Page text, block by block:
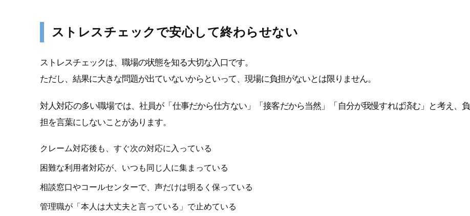
ストレスチェックで安心して終わらせない
ストレスチェックは、職場の状態を知る大切な入口です。
ただし、結果に大きな問題が出ていないからといって、現場に負担がないとは限りません。
対人対応の多い職場では、社員が「仕事だから仕方ない」「接客だから当然」「自分が我慢すれば済む」と考え、負
担を言葉にしないことがあります。
クレーム対応後も、すぐ次の対応に入っている
困難な利用者対応が、いつも同じ人に集まっている
相談窓口やコールセンターで、声だけは明るく保っている
管理職が「本人は大丈夫と言っている」で止めている